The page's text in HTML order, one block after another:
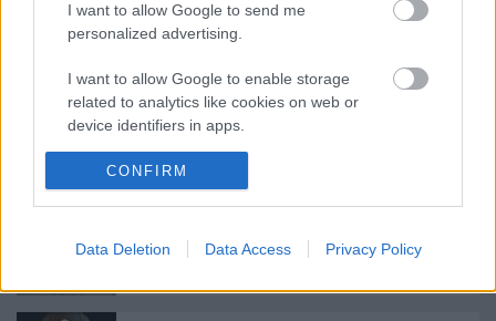
I want to allow Google to send me
personalized advertising.
I want to allow Google to enable storage
related to analytics like cookies on web or
device identifiers in apps.
I want to allow Google to enable storage
related to functionality of the website or app.
I want to allow Google to enable storage
related to personalization.
CONFIRM
Data Deletion Data Access Privacy Policy
Nagy sikerrel zárult a Veszprémi Petőfi
Színház érzékenyítő fesztiválja
Épül a Dóm téri szabadtéri színpad